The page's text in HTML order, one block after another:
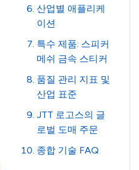
산업별 애플리케
이션
특수 제품: 스피커
메쉬 금속 스티커
품질 관리 지표 및
산업 표준
JTT 로고스의 글
로벌 도매 주문
종합 기술 FAQ